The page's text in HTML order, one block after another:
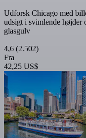
Udforsk Chicago med
udsigt i svimlende højder
glasgulv
4,6 (2.502)
Fra
42,25 US$